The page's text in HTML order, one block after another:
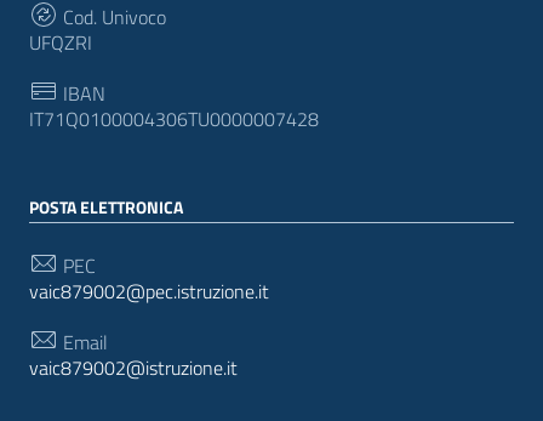
Cod. Univoco
UFQZRI
IBAN
IT71Q0100004306TU0000007428
POSTA ELETTRONICA
PEC
vaic879002@pec.istruzione.it
Email
vaic879002@istruzione.it